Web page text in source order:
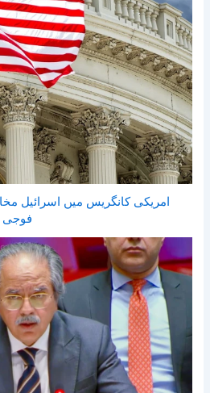
امریکی کانگریس میں اسرائیل
فوجی